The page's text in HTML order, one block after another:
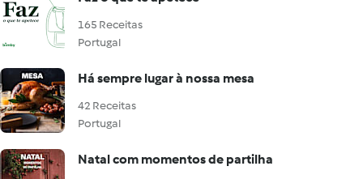
165 Receitas
Portugal
Há sempre lugar à nossa mesa
42 Receitas
Portugal
Natal com momentos de partilha